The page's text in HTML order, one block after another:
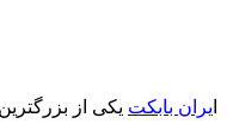
یران بابکت یکی از